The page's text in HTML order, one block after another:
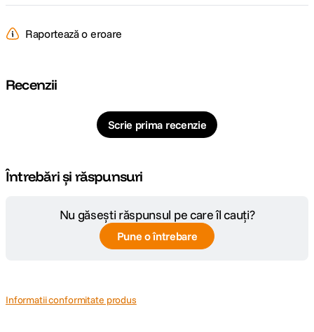
Raportează o eroare
Recenzii
Scrie prima recenzie
Întrebări și răspunsuri
Nu găsești răspunsul pe care îl cauți?
Pune o întrebare
Informatii conformitate produs